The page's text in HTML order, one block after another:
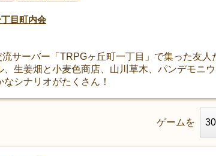
目町内会
サーバー「TRPGヶ丘町一丁目」で集った友人
、生姜畑と小麦色商店、山川草木、パンデモニ
なシナリオがたくさん！
ゲームを